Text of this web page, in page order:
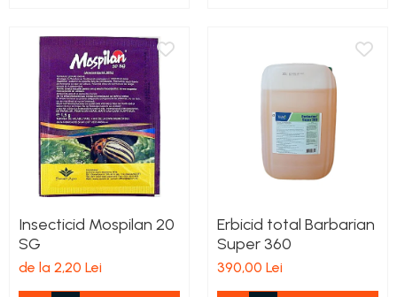
Nivele si masurare unghi
Nivele, Echere si Compasuri
Rulete
Insecticid Mospilan 20
SG
de la 2,20 Lei
Erbicid total Barbarian
Super 360
390,00 Lei